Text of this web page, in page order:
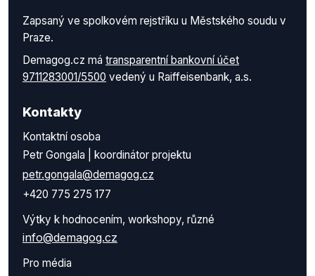
Zapsaný ve spolkovém rejstříku u Městského soudu v
Praze.
Demagog.cz má transparentní bankovní účet
9711283001/5500 vedený u Raiffeisenbank, a.s.
Kontakty
Kontaktní osoba
Petr Gongala | koordinátor projektu
petr.gongala@demagog.cz
+420 775 275 177
Výtky k hodnocením, workshopy, různé
info@demagog.cz
Pro média